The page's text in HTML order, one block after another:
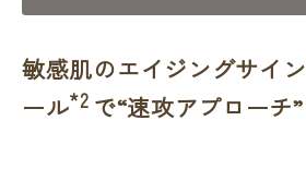
敏感肌のエイジングサイン
ール*2 で“速攻アプローチ”